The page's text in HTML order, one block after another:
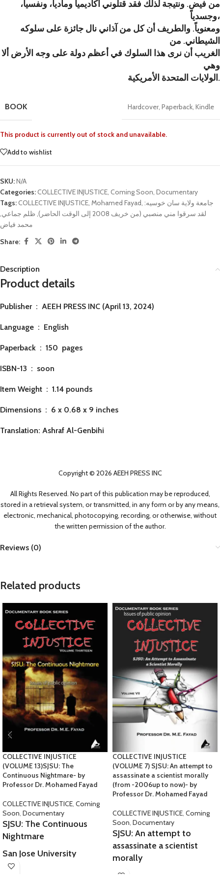
من فيض. ونتيجة لذلك فقد قتلوني أكاديمياً ومادياً، ونفسياً،
وجسدياً،
ومعنوياً. والطريف أن كل من آذاني نال جائزة على سلوكه
الشيطاني. من
الغريب أن نرى هذا السلوك في أعظم دولة على وجه الأرض ألا
وهي
الولايات المتحدة الأمريكية.
BOOK Hardcover, Paperback, Kindle
This product is currently out of stock and unavailable.
Add to wishlist
SKU:N/A
Categories:COLLECTIVE INJUSTICE, Coming Soon, Documentary
Tags:COLLECTIVE INJUSTICE, Mohamed Fayad, جامعة ولاية سان خوسيه:
لقد سرقوا مني منصبي (من خريف 2008 إلى الوقت الحاضر)
, ظلم جماعي,
محمد فياض
Share:
Description
Product details
Publisher ‏ : ‎ AEEH PRESS INC (April 13, 2024)
Language ‏ : ‎ English
Paperback ‏ : ‎ 150 pages
ISBN-13 ‏ : ‎ soon
Item Weight ‏ : ‎ 1.14 pounds
Dimensions ‏ : ‎ 6 x 0.68 x 9 inches
Translation: Ashraf Al-Genbihi
Copyright © 2026 AEEH PRESS INC
All Rights Reserved. No part of this publication may be reproduced,
stored in a retrieval system, or transmitted, in any form or by any means,
electronic, mechanical, photocopying, recording, or otherwise, without
the written permission of the author.
Reviews (0)
Related products
COLLECTIVE INJUSTICE
(VOLUME 13)SJSU: The
Continuous Nightmare- by
Professor Dr. Mohamed Fayad
COLLECTIVE INJUSTICE, Coming
Soon, Documentary
SJSU: The Continuous
Nightmare
San Jose University
professors' neglect,
COLLECTIVE INJUSTICE
(VOLUME 7) SJSU: An attempt to
assassinate a scientist morally
(from -2006up to now)- by
Professor Dr. Mohamed Fayad
COLLECTIVE INJUSTICE, Coming
Soon, Documentary
SJSU: An attempt to
assassinate a scientist
morally
(from -2006up to now)